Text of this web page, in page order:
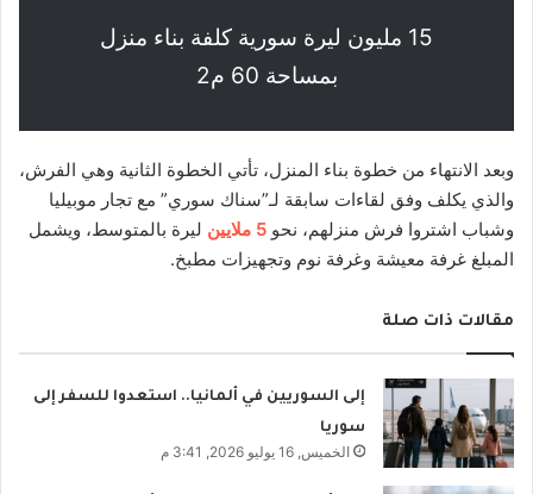
15 مليون ليرة سورية كلفة بناء منزل
بمساحة 60 م2
وبعد الانتهاء من خطوة بناء المنزل، تأتي الخطوة الثانية وهي الفرش،
والذي يكلف وفق لقاءات سابقة لـ”سناك سوري” مع تجار موبيليا
وشباب اشتروا فرش منزلهم، نحو 5 ملايين
ليرة بالمتوسط، ويشمل
المبلغ غرفة معيشة وغرفة نوم وتجهيزات مطبخ.
مقالات ذات صلة
إلى السوريين في ألمانيا.. استعدوا للسفر إلى
سوريا
الخميس, 16 يوليو 2026, 3:41 م